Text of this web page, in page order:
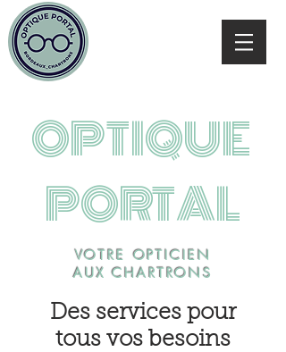
OPTIQUE
PORTAL
VOTRE OPTICIEN
AUX CHARTRONS
Des services pour
tous vos besoins